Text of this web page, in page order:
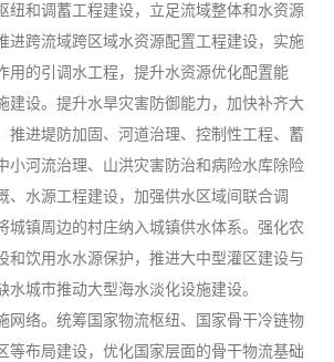
纽和调蓄工程建设，立足流域整体和水资源
进跨流域跨区域水资源配置工程建设，实施
用的引调水工程，提升水资源优化配置能
建设。提升水旱灾害防御能力，加快补齐大
推进堤防加固、河道治理、控制性工程、蓄
小河流治理、山洪灾害防治和病险水库除险
、水源工程建设，加强供水区域间联合调
城镇周边的村庄纳入城镇供水体系。强化农
和饮用水水源保护，推进大中型灌区建设与
水城市推动大型海水淡化设施建设。
网络。统筹国家物流枢纽、国家骨干冷链物
等布局建设，优化国家层面的骨干物流基础